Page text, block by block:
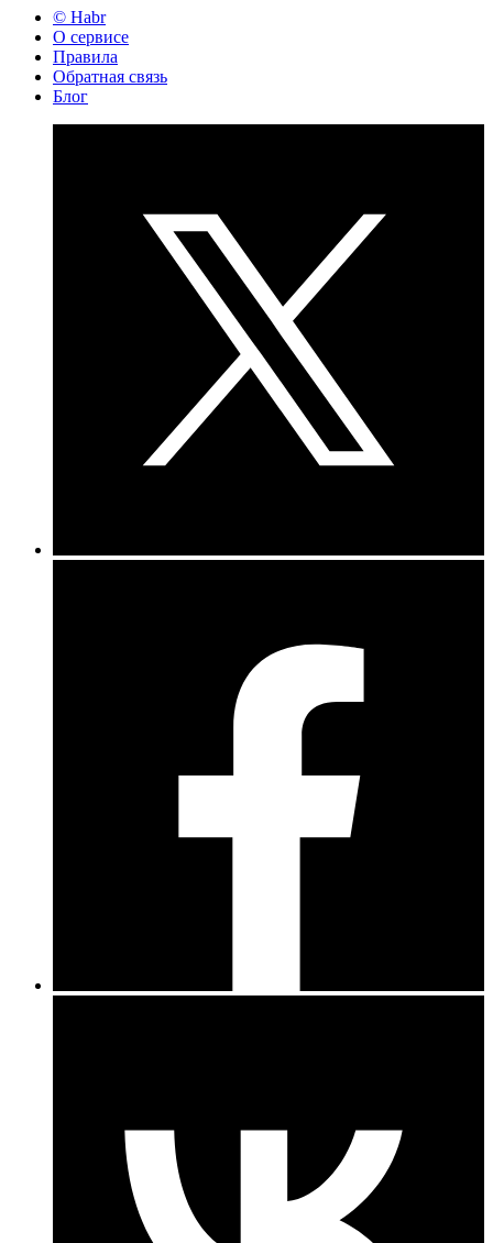
© Habr
О сервисе
Правила
Обратная связь
Блог